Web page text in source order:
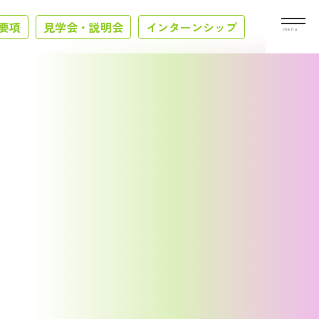
項 見学会・説明会 インターンシップ